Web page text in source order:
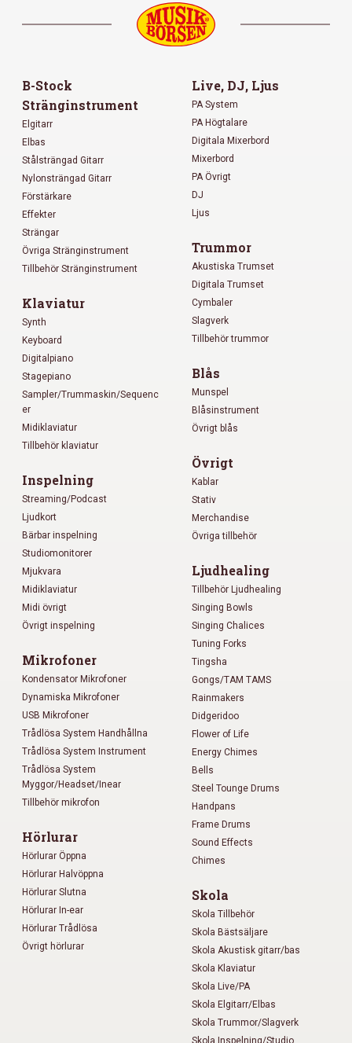
B-Stock
Stränginstrument
Elgitarr
Elbas
Stålsträngad Gitarr
Nylonsträngad Gitarr
Förstärkare
Effekter
Strängar
Övriga Stränginstrument
Tillbehör Stränginstrument
Klaviatur
Synth
Keyboard
Digitalpiano
Stagepiano
Sampler/Trummaskin/Sequenc
er
Midiklaviatur
Tillbehör klaviatur
Inspelning
Streaming/Podcast
Ljudkort
Bärbar inspelning
Studiomonitorer
Mjukvara
Midiklaviatur
Midi övrigt
Övrigt inspelning
Mikrofoner
Kondensator Mikrofoner
Dynamiska Mikrofoner
USB Mikrofoner
Trådlösa System Handhållna
Trådlösa System Instrument
Trådlösa System
Myggor/Headset/Inear
Tillbehör mikrofon
Hörlurar
Hörlurar Öppna
Hörlurar Halvöppna
Hörlurar Slutna
Hörlurar In-ear
Hörlurar Trådlösa
Övrigt hörlurar
Live, DJ, Ljus
PA System
PA Högtalare
Digitala Mixerbord
Mixerbord
PA Övrigt
DJ
Ljus
Trummor
Akustiska Trumset
Digitala Trumset
Cymbaler
Slagverk
Tillbehör trummor
Blås
Munspel
Blåsinstrument
Övrigt blås
Övrigt
Kablar
Stativ
Merchandise
Övriga tillbehör
Ljudhealing
Tillbehör Ljudhealing
Singing Bowls
Singing Chalices
Tuning Forks
Tingsha
Gongs/TAM TAMS
Rainmakers
Didgeridoo
Flower of Life
Energy Chimes
Bells
Steel Tounge Drums
Handpans
Frame Drums
Sound Effects
Chimes
Skola
Skola Tillbehör
Skola Bästsäljare
Skola Akustisk gitarr/bas
Skola Klaviatur
Skola Live/PA
Skola Elgitarr/Elbas
Skola Trummor/Slagverk
Skola Inspelning/Studio